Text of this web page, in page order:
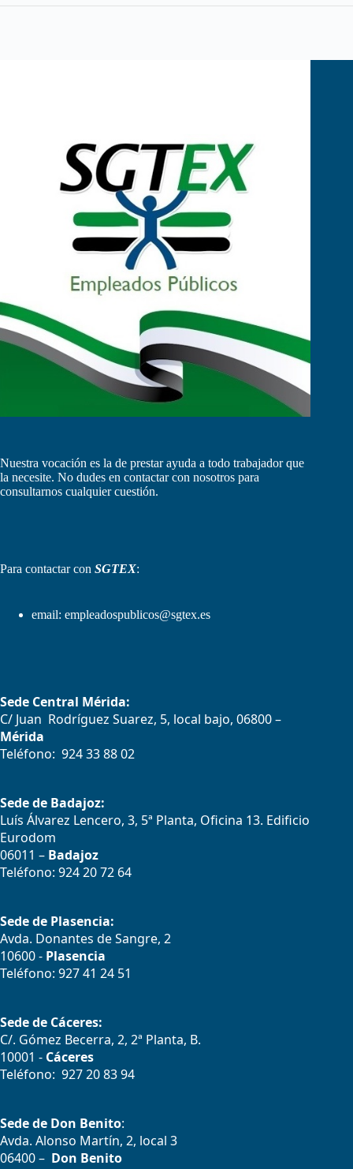
Nuestra vocación es la de prestar ayuda a todo trabajador que
la necesite. No dudes en contactar con nosotros para
consultarnos cualquier cuestión.
Para contactar con SGTEX:
email: empleadospublicos@sgtex.es
Sede Central Mérida:
C/ Juan Rodríguez Suarez, 5, local bajo, 06800 –
Mérida
Teléfono: 924 33 88 02
Sede de Badajoz:
Luís Álvarez Lencero, 3, 5ª Planta, Oficina 13. Edificio
Eurodom
06011 – Badajoz
Teléfono: 924 20 72 64
Sede de Plasencia:
Avda. Donantes de Sangre, 2
10600 - Plasencia
Teléfono: 927 41 24 51
Sede de Cáceres:
C/. Gómez Becerra, 2, 2ª Planta, B.
10001 - Cáceres
Teléfono: 927 20 83 94
Sede de Don Benito:
Avda. Alonso Martín, 2, local 3
06400 – Don Benito